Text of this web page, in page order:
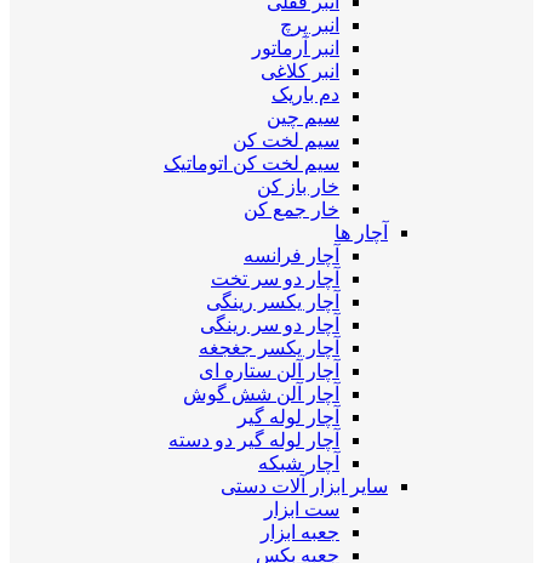
انبر پرچ
انبر آرماتور
انبر کلاغی
دم باریک
سیم چین
سیم لخت کن
سیم لخت کن اتوماتیک
خار باز کن
خار جمع کن
آچار ها
آچار فرانسه
آچار دو سر تخت
آچار یکسر رینگی
آچار دو سر رینگی
آچار یکسر جغجغه
آچار آلن ستاره ای
آچار آلن شش گوش
آچار لوله گیر
آچار لوله گیر دو دسته
آچار شبکه
سایر ابزار آلات دستی
ست ابزار
جعبه ابزار
جعبه بکس